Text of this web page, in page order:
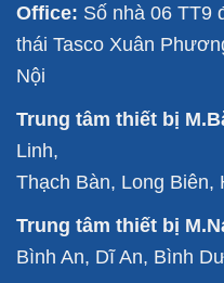
Office: Số nhà 06 TT9
thái Tasco Xuân
Nội
Trung tâm thiết bị
Linh,
Thạch Bàn, Long Biên,
Trung tâm thiết bị
Bình An, Dĩ An, Bình